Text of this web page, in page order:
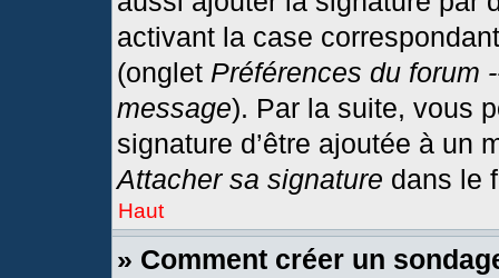
activant la case
(onglet Préférences du forum
message). Par la suite, vous
signature d’être ajoutée à un
Attacher sa signature dans le
Haut
» Comment créer un